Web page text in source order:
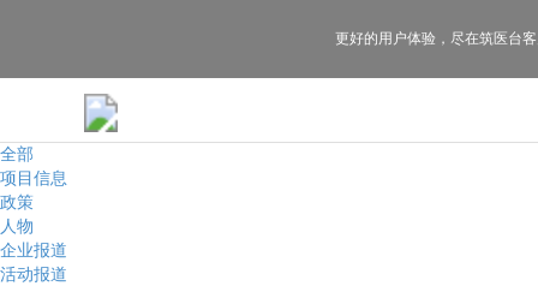
全部
项目信息
政策
人物
企业报道
活动报道
更好的用户体验， 尽在筑医台